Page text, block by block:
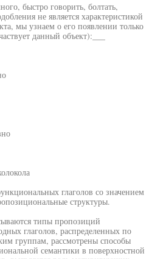
быстро говорить, болтать,
не является характеристикой
мы узнаем о его появлении только
данный объект):___
глаголов со значением
структуры.
типы пропозиций
глаголов, распределенных по
группам, рассмотрены способы
семантики в поверхностной